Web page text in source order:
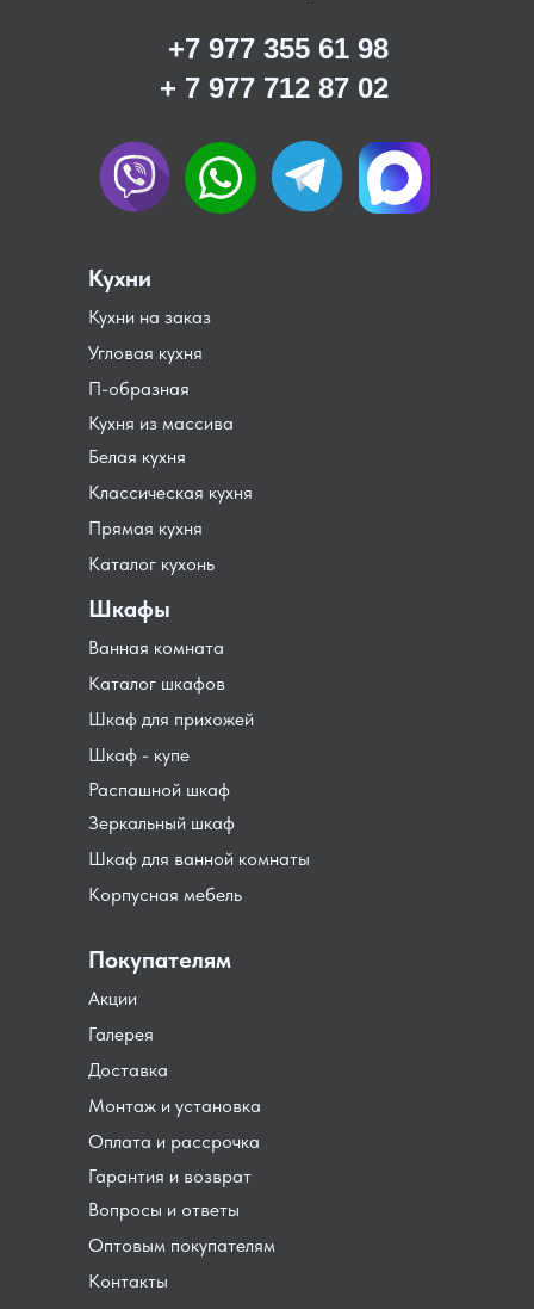
+ 7 977 712 87 02
+7 977 355 61 98
Гарантия и возврат
Монтаж и установка
Доставка
Оплата и рассрочка
Оптовым покупателям
Контакты
Вопросы и ответы
Распашной шкаф
Шкаф для прихожей
Шкаф - купе
Каталог шкафов
Шкаф для ванной комнаты
Зеркальный шкаф
Корпусная мебель
Ванная комната
Акции
Кухня из массива
Угловая кухня
Кухни на заказ
П-образная
Классическая кухня
Белая кухня
Галерея
Покупателям
Кухни
Шкафы
Прямая кухня
Каталог кухонь